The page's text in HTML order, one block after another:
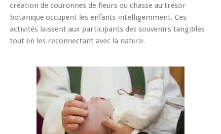
création de couronnes de fleurs ou chasse au trésor
botanique occupent les enfants intelligemment. Ces
activités laissent aux participants des souvenirs tangibles
tout en les reconnectant avec la nature.